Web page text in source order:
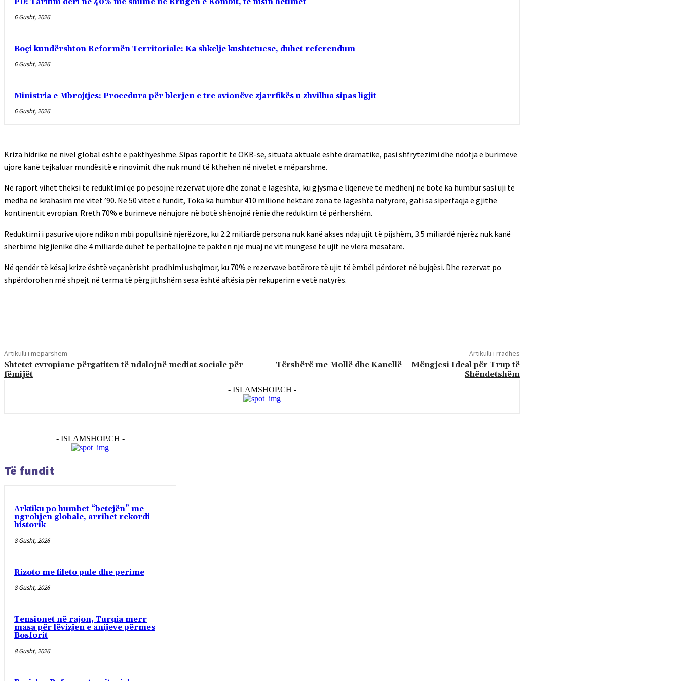
6 Gusht, 2026
Boçi kundërshton Reformën Territoriale: Ka shkelje kushtetuese, duhet referendum
6 Gusht, 2026
Ministria e Mbrojtjes: Procedura për blerjen e tre avionëve zjarrfikës u zhvillua sipas ligjit
6 Gusht, 2026
Kriza hidrike në nivel global është e pakthyeshme. Sipas raportit të OKB-së, situata aktuale është dramatike, pasi shfrytëzimi dhe ndotja e burimeve
ujore kanë tejkaluar mundësitë e rinovimit dhe nuk mund të kthehen në nivelet e mëparshme.
Në raport vihet theksi te reduktimi që po pësojnë rezervat ujore dhe zonat e lagështa, ku gjysma e liqeneve të mëdhenj në botë ka humbur sasi uji të
mëdha në krahasim me vitet ’90. Në 50 vitet e fundit, Toka ka humbur 410 milionë hektarë zona të lagështa natyrore, gati sa sipërfaqja e gjithë
kontinentit evropian. Rreth 70% e burimeve nënujore në botë shënojnë rënie dhe reduktim të përhershëm.
Reduktimi i pasurive ujore ndikon mbi popullsinë njerëzore, ku 2.2 miliardë persona nuk kanë akses ndaj ujit të pijshëm, 3.5 miliardë njerëz nuk kanë
shërbime higjienike dhe 4 miliardë duhet të përballojnë të paktën një muaj në vit mungesë të ujit në vlera mesatare.
Në qendër të kësaj krize është veçanërisht prodhimi ushqimor, ku 70% e rezervave botërore të ujit të ëmbël përdoret në bujqësi. Dhe rezervat po
shpërdorohen më shpejt në terma të përgjithshëm sesa është aftësia për rekuperim e vetë natyrës.
Artikulli i mëparshëm
Shtetet evropiane përgatiten të ndalojnë mediat sociale për
fëmijët
Artikulli i rradhës
Tërshërë me Mollë dhe Kanellë – Mëngjesi Ideal për Trup të
Shëndetshëm
- ISLAMSHOP.CH -
- ISLAMSHOP.CH -
Të fundit
Arktiku po humbet “betejën” me
ngrohjen globale, arrihet rekordi
historik
8 Gusht, 2026
Rizoto me fileto pule dhe perime
8 Gusht, 2026
Tensionet në rajon, Turqia merr
masa për lëvizjen e anijeve përmes
Bosforit
8 Gusht, 2026